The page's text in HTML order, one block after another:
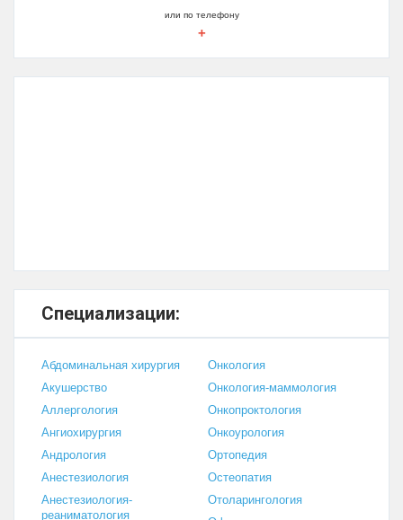
или по телефону
+
Специализации:
Абдоминальная хирургия
Акушерство
Аллергология
Ангиохирургия
Андрология
Анестезиология
Анестезиология-
реаниматология
Онкология
Онкология-маммология
Онкопроктология
Онкоурология
Ортопедия
Остеопатия
Отоларингология